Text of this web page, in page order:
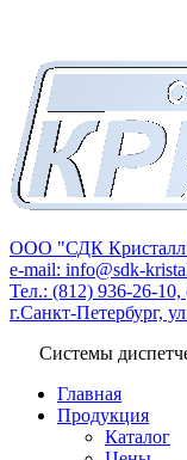
ООО "СДК
e-mail: info@sdk-
Тел.: (812) 936-26-
г.Санкт-Петербург,
Системы
Главная
Продукция
Каталог